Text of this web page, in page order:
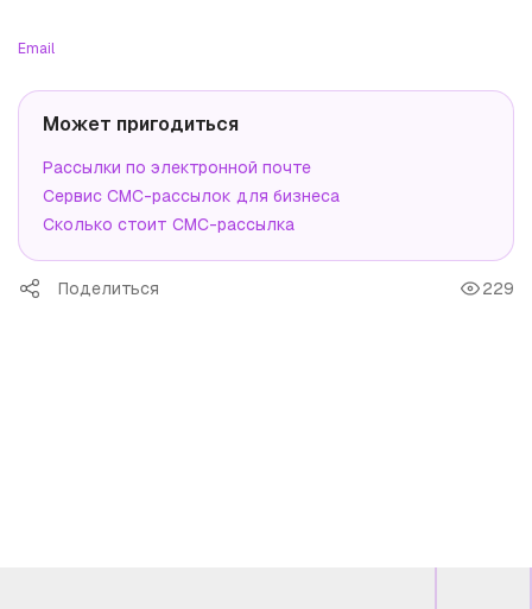
Email
Может пригодиться
Рассылки по электронной почте
Сервис СМС-рассылок для бизнеса
Сколько стоит СМС-рассылка
Поделиться 229